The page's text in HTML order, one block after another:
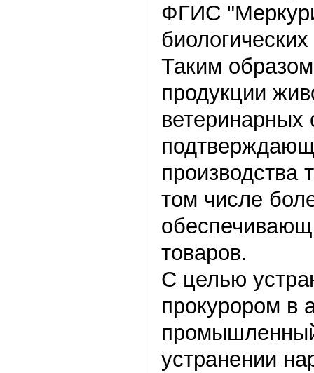
ФГИС "
Таким
продукции
ветеринарных
производства
том числе
товаров.
С целью
прокурором в
устранении